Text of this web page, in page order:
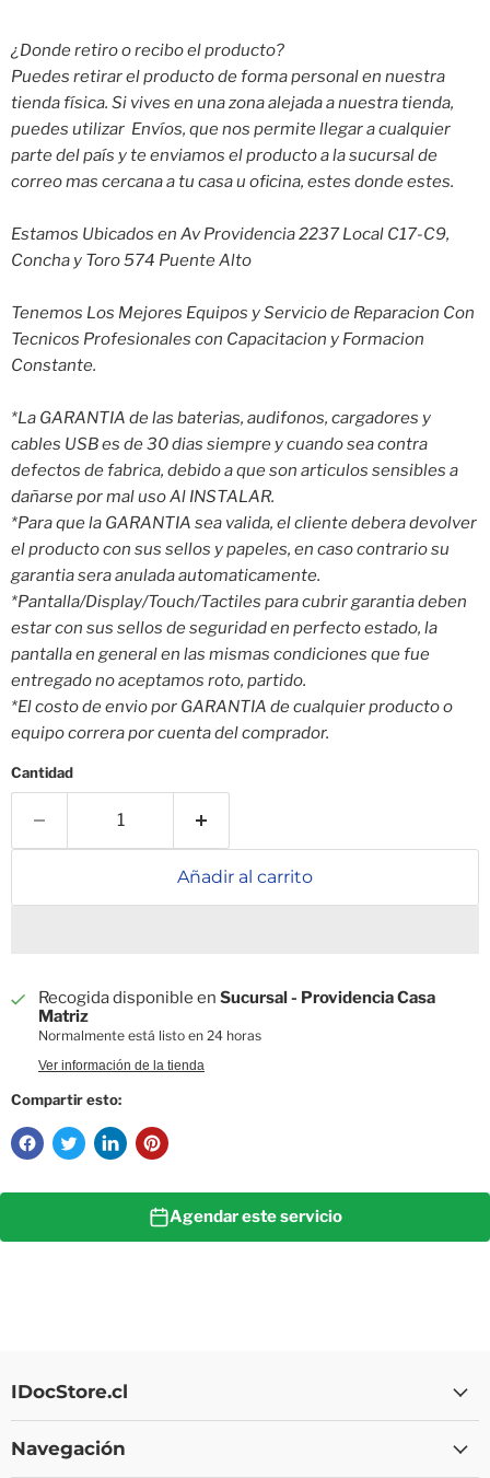
¿Donde retiro o recibo el producto?
Puedes retirar el producto de forma personal en nuestra
tienda física. Si vives en una zona alejada a nuestra tienda,
puedes utilizar Envíos, que nos permite llegar a cualquier
parte del país y te enviamos el producto a la sucursal de
correo mas cercana a tu casa u oficina, estes donde estes.
Estamos Ubicados en Av Providencia 2237 Local C17-C9,
Concha y Toro 574 Puente Alto
Tenemos Los Mejores Equipos y Servicio de Reparacion Con
Tecnicos Profesionales con Capacitacion y Formacion
Constante.
*La GARANTIA de las baterias, audifonos, cargadores y
cables USB es de 30 dias siempre y cuando sea contra
defectos de fabrica, debido a que son articulos sensibles a
dañarse por mal uso Al INSTALAR.
*Para que la GARANTIA sea valida, el cliente debera devolver
el producto con sus sellos y papeles, en caso contrario su
garantia sera anulada automaticamente.
*Pantalla/Display/Touch/Tactiles para cubrir garantia deben
estar con sus sellos de seguridad en perfecto estado, la
pantalla en general en las mismas condiciones que fue
entregado no aceptamos roto, partido.
*El costo de envio por GARANTIA de cualquier producto o
equipo correra por cuenta del comprador.
Cantidad
Añadir al carrito
Recogida disponible en Sucursal - Providencia Casa
Matriz
Normalmente está listo en 24 horas
Ver información de la tienda
Compartir esto:
Agendar este servicio
IDocStore.cl
Navegación